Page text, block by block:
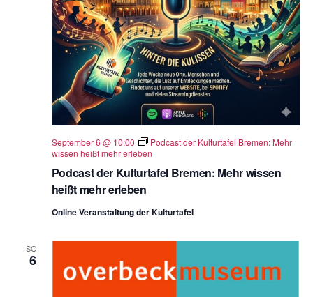
Podcast der Kulturtafel Bremen: Mehr wissen
heißt mehr erleben
September 6 @ 10:00
Podcast der Kulturtafel Bremen: Mehr
wissen heißt mehr erleben
Online Veranstaltung der Kulturtafel
SO.
6